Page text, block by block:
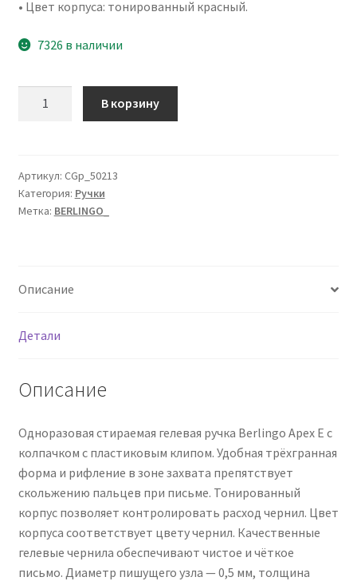
• Цвет корпуса: тонированный красный.
7326 в наличии
стираемая
Berlingo
"Apex
трехгранная
В корзину
Артикул: CGp_50213
Категория: Ручки
Метка: BERLINGO_
Описание
Детали
Описание
Одноразовая стираемая гелевая ручка Berlingo Apex E с
колпачком с пластиковым клипом. Удобная трёхгранная
форма и рифление в зоне захвата препятствует
скольжению пальцев при письме. Тонированный
корпус позволяет контролировать расход чернил. Цвет
корпуса соответствует цвету чернил. Качественные
гелевые чернила обеспечивают чистое и чёткое
письмо. Диаметр пишущего узла — 0,5 мм, толщина